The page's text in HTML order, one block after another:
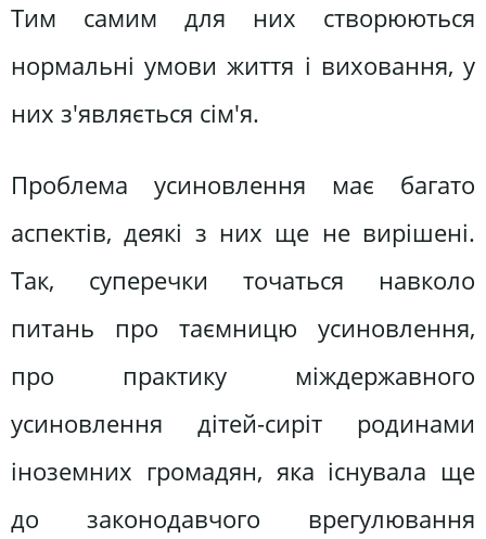
Тим самим для них створюються
нормальні умови життя і виховання, у
них з'являється сім'я.
Проблема усиновлення має багато
аспектів, деякі з них ще не вирішені.
Так, суперечки точаться навколо
питань про таємницю усиновлення,
про практику міждержавного
усиновлення дітей-сиріт родинами
іноземних громадян, яка існувала ще
до законодавчого врегулювання